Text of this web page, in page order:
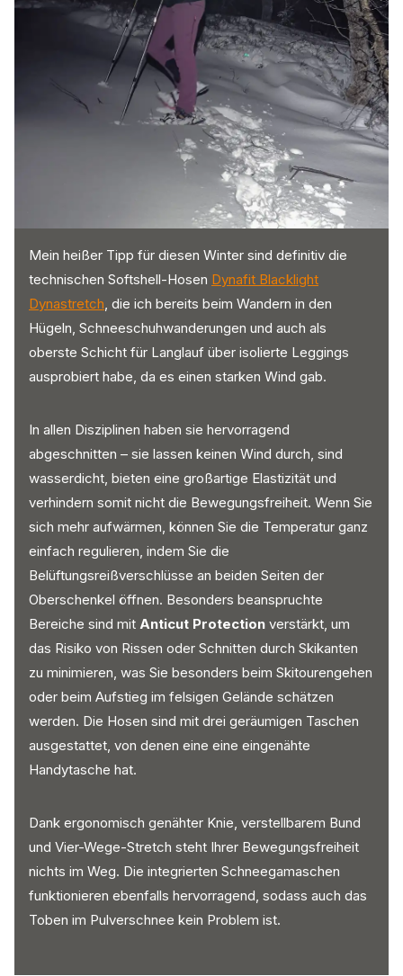
Mein heißer Tipp für diesen Winter sind definitiv die
technischen Softshell-Hosen Dynafit Blacklight
Dynastretch , die ich bereits beim Wandern in den
Hügeln, Schneeschuhwanderungen und auch als
oberste Schicht für Langlauf über isolierte Leggings
ausprobiert habe, da es einen starken Wind gab.
In allen Disziplinen haben sie hervorragend
abgeschnitten – sie lassen keinen Wind durch, sind
wasserdicht, bieten eine großartige Elastizität und
verhindern somit nicht die Bewegungsfreiheit. Wenn Sie
sich mehr aufwärmen, können Sie die Temperatur ganz
einfach regulieren, indem Sie die
Belüftungsreißverschlüsse an beiden Seiten der
Oberschenkel öffnen. Besonders beanspruchte
Bereiche sind mit Anticut Protection verstärkt, um
das Risiko von Rissen oder Schnitten durch Skikanten
zu minimieren, was Sie besonders beim Skitourengehen
oder beim Aufstieg im felsigen Gelände schätzen
werden. Die Hosen sind mit drei geräumigen Taschen
ausgestattet, von denen eine eine eingenähte
Handytasche hat.
Dank ergonomisch genähter Knie, verstellbarem Bund
und Vier-Wege-Stretch steht Ihrer Bewegungsfreiheit
nichts im Weg. Die integrierten Schneegamaschen
funktionieren ebenfalls hervorragend, sodass auch das
Toben im Pulverschnee kein Problem ist.